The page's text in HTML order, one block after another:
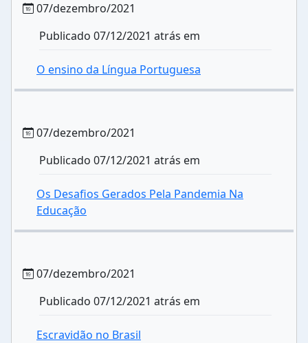
07/dezembro/2021
Publicado 07/12/2021 atrás em
O ensino da Língua Portuguesa
07/dezembro/2021
Publicado 07/12/2021 atrás em
Os Desafios Gerados Pela Pandemia Na
Educação
07/dezembro/2021
Publicado 07/12/2021 atrás em
Escravidão no Brasil